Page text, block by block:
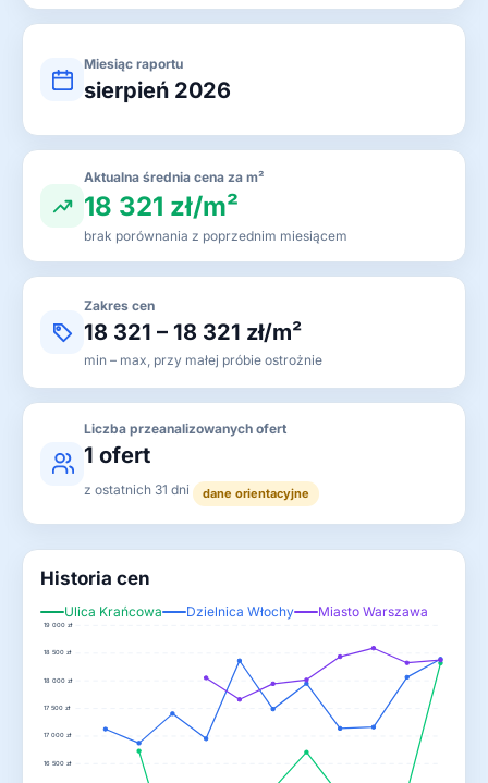
Miesiąc raportu
sierpień 2026
Aktualna średnia cena za m²
18 321 zł/m²
brak porównania z poprzednim miesiącem
Zakres cen
18 321 – 18 321 zł/m²
min – max, przy małej próbie ostrożnie
Liczba przeanalizowanych ofert
1 ofert
z ostatnich 31 dni dane orientacyjne
Historia cen
Ulica Krańcowa Dzielnica Włochy Miasto Warszawa
16 500 zł
17 000 zł
17 500 zł
18 000 zł
18 500 zł
19 000 zł